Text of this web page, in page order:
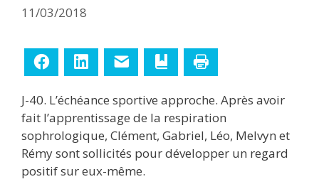
11/03/2018
Facebook LinkedIn Ajouter aux favoris
J-40. L’échéance sportive approche. Après avoir
fait l’apprentissage de la respiration
sophrologique, Clément, Gabriel, Léo, Melvyn et
Rémy sont sollicités pour développer un regard
positif sur eux-même.